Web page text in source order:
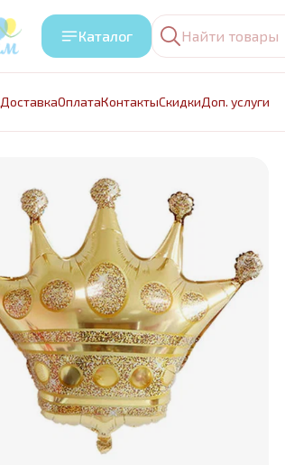
Каталог
ДоставкаОплатаКонтактыCкидкиДоп. услуги